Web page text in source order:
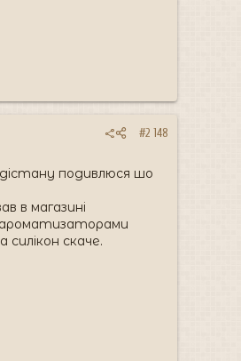
#2 148
подивлюся шо
в магазині
ароматизаторами
скаче.